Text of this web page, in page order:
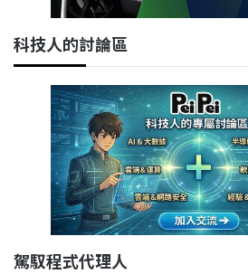
科技人的討論區
駕馭程式代理人